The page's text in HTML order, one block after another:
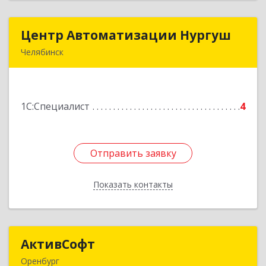
Центр Автоматизации Нургуш
Челябинск
1С:Специалист 4
Отправить заявку
Показать контакты
Центр Автоматизации Нургуш
Подробнее
Отправить заявку
Назад
АктивСофт
Оренбург